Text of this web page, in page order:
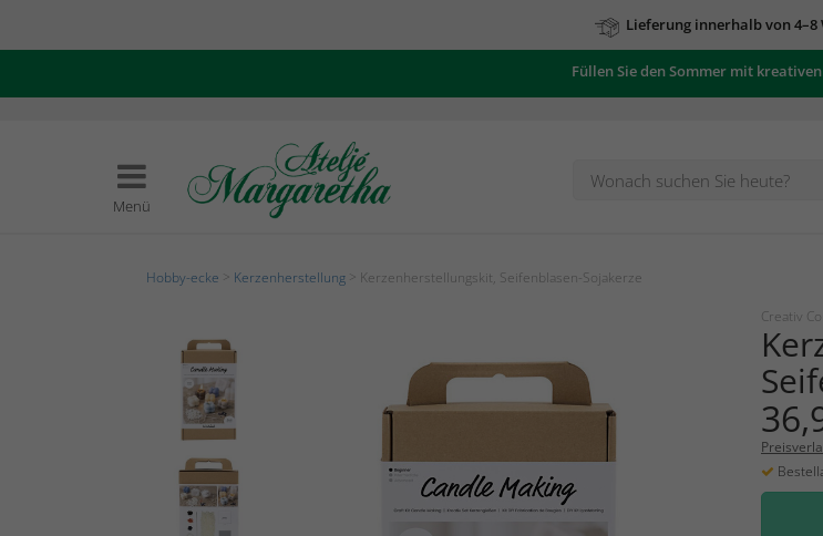
Lieferung innerhalb von 4–8
Füllen Sie den Sommer mit
Menü
Hobby-ecke Kerzenherstellung > Kerzenherstellungskit, Seifenblasen-Sojakerze
Creativ